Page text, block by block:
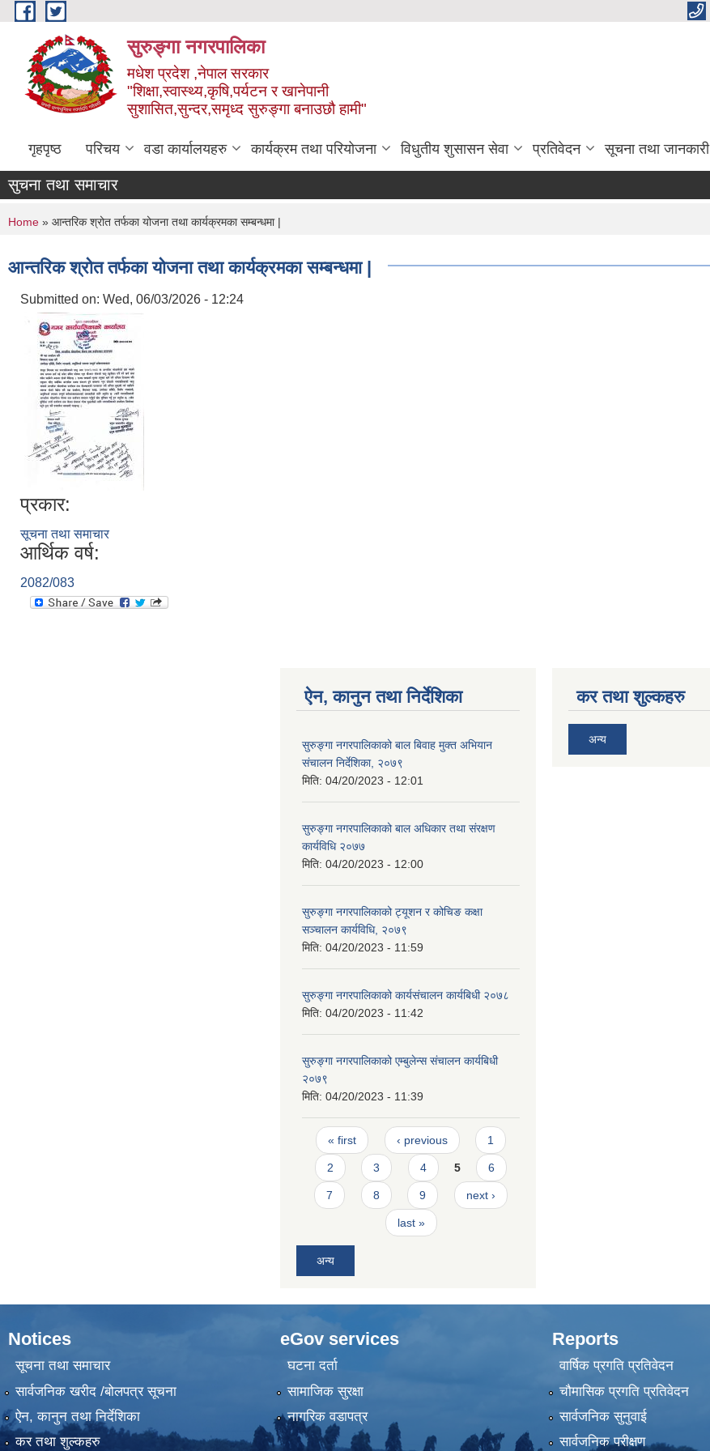
Skip to main content
सुरुङ्‍गा नगरपालिका
मधेश प्रदेश ,नेपाल सरकार
"शिक्षा,स्वास्थ्य,कृषि,पर्यटन र खानेपानी
सुशासित,सुन्दर,समृध्द सुरुङ्गा बनाउछौ हामी"
गृहपृष्ठ परिचय वडा कार्यालयहरु कार्यक्रम तथा परियोजना विधुतीय शुसासन सेवा प्रतिवेदन सूचना तथा जानकारी
सुचना तथा समाचार
You are here
Home » आन्तरिक श्रोत तर्फका योजना तथा कार्यक्रमका सम्बन्धमा |
आन्तरिक श्रोत तर्फका योजना तथा कार्यक्रमका सम्बन्धमा |
Submitted on: Wed, 06/03/2026 - 12:24
प्रकार:
सूचना तथा समाचार
आर्थिक वर्ष:
2082/083
ऐन, कानुन तथा निर्देशिका
सुरुङ्गा नगरपालिकाको बाल बिवाह मुक्त अभियान
संचालन निर्देशिका, २०७९
मिति: 04/20/2023 - 12:01
सुरुङ्गा नगरपालिकाको बाल अधिकार तथा संरक्षण
कार्यविधि २०७७
मिति: 04/20/2023 - 12:00
सुरुङ्गा नगरपालिकाको ट्यूशन र कोचिङ कक्षा
सञ्चालन कार्यविधि, २०७९
मिति: 04/20/2023 - 11:59
सुरुङ्गा नगरपालिकाको कार्यसंचालन कार्यबिधी २०७८
मिति: 04/20/2023 - 11:42
सुरुङ्गा नगरपालिकाको एम्बुलेन्स संचालन कार्यबिधी
२०७९
मिति: 04/20/2023 - 11:39
Pages
« first ‹ previous 1
2 3 4 5 6
7 8 9 next ›
last »
अन्य
कर तथा शुल्कहरु
अन्य
Notices
सूचना तथा समाचार
सार्वजनिक खरीद /बोलपत्र सूचना
ऐन, कानुन तथा निर्देशिका
कर तथा शुल्कहरु
eGov services
घटना दर्ता
सामाजिक सुरक्षा
नागरिक वडापत्र
Reports
वार्षिक प्रगति प्रतिवेदन
चौमासिक प्रगति प्रतिवेदन
सार्वजनिक सुनुवाई
सार्वजनिक परीक्षण